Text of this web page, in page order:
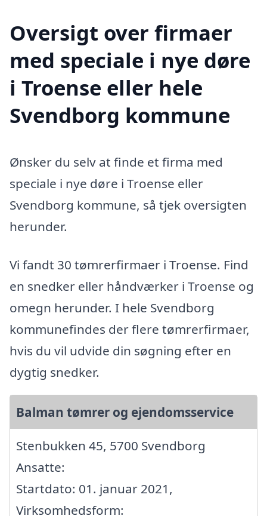
Oversigt over firmaer
med speciale i nye døre
i Troense eller hele
Svendborg kommune
Ønsker du selv at finde et firma med
speciale i nye døre i Troense eller
Svendborg kommune, så tjek oversigten
herunder.
Vi fandt 30 tømrerfirmaer i Troense. Find
en snedker eller håndværker i Troense og
omegn herunder. I hele Svendborg
kommunefindes der flere tømrerfirmaer,
hvis du vil udvide din søgning efter en
dygtig snedker.
Balman tømrer og ejendomsservice
Stenbukken 45, 5700 Svendborg
Ansatte:
Startdato: 01. januar 2021,
Virksomhedsform: